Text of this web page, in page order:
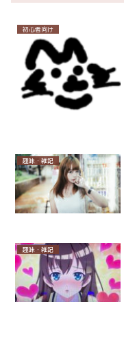
初心者向け
趣味・雑記
趣味・雑記